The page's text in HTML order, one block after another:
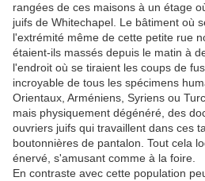
rangées de ces maisons à un étage
juifs de Whitechapel. Le bâtiment où
l'extrémité même de cette petite rue
étaient-ils massés depuis le matin à
l'endroit où se tiraient les coups de
incroyable de tous les spécimens
Orientaux, Arméniens, Syriens ou
mais physiquement dégénéré, des
ouvriers juifs qui travaillent dans ces
boutonnières de pantalon. Tout cela
énervé, s'amusant comme à la foire.
En contraste avec cette population